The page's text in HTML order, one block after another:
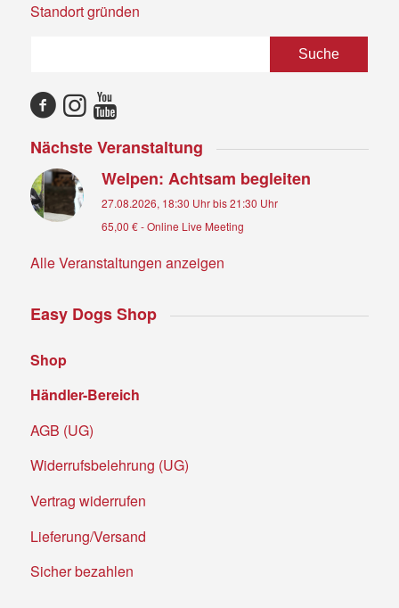
Standort gründen
Nächste Veranstaltung
Welpen: Achtsam begleiten
27.08.2026, 18:30 Uhrbis21:30 Uhr
65,00 €-Online Live Meeting
Alle Veranstaltungen anzeigen
Easy Dogs Shop
Shop
Händler-Bereich
AGB (UG)
Widerrufsbelehrung (UG)
Vertrag widerrufen
Lieferung/Versand
Sicher bezahlen